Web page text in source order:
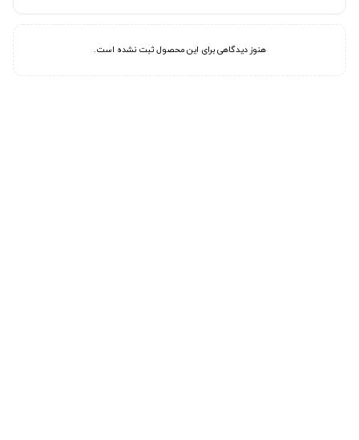
هنوز دیدگاهی برای این محصول ثبت نشده است.